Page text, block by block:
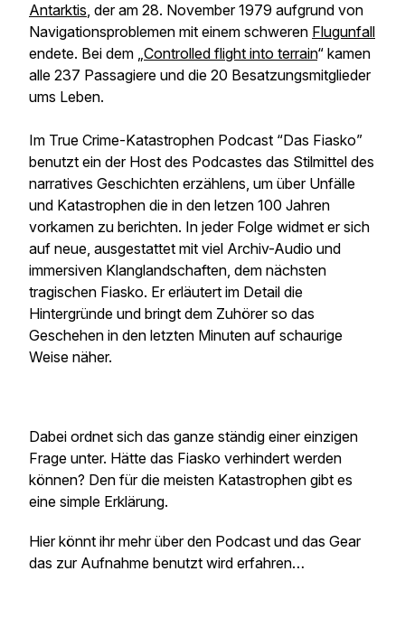
Antarktis, der am 28. November 1979 aufgrund von
Navigationsproblemen mit einem schweren Flugunfall
endete. Bei dem „Controlled flight into terrain“ kamen
alle 237 Passagiere und die 20 Besatzungsmitglieder
ums Leben.
Im True Crime-Katastrophen Podcast “Das Fiasko”
benutzt ein der Host des Podcastes das Stilmittel des
narratives Geschichten erzählens, um über Unfälle
und Katastrophen die in den letzen 100 Jahren
vorkamen zu berichten. In jeder Folge widmet er sich
auf neue, ausgestattet mit viel Archiv-Audio und
immersiven Klanglandschaften, dem nächsten
tragischen Fiasko. Er erläutert im Detail die
Hintergründe und bringt dem Zuhörer so das
Geschehen in den letzten Minuten auf schaurige
Weise näher.
Dabei ordnet sich das ganze ständig einer einzigen
Frage unter. Hätte das Fiasko verhindert werden
können? Den für die meisten Katastrophen gibt es
eine simple Erklärung.
Hier könnt ihr mehr über den Podcast und das Gear
das zur Aufnahme benutzt wird erfahren…